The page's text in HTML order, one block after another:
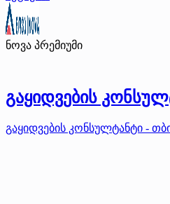
ნოვა პრემიუმი
გაყიდვების
გაყიდვების კონსულტანტი -